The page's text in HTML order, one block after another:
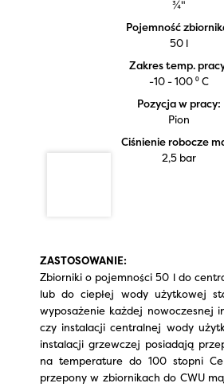
¾"
Pojemność
50 l
Zakres temp.
-10 - 100 ⁰ C
Pozycja w pracy:
Pion
Ciśnienie robocze
2,5 bar
ZASTOSOWANIE:
Zbiorniki o pojemności 50 l do
lub do ciepłej wody użytkowej
wyposażenie każdej nowoczesnej
czy instalacji centralnej wody
instalacji grzewczej posiadają
na temperature do 100 stopni
przepony w zbiornikach do CWU